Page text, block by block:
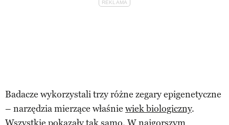
Badacze wykorzystali trzy różne zegary epigenetyczne
– narzędzia mierzące właśnie wiek biologiczny.